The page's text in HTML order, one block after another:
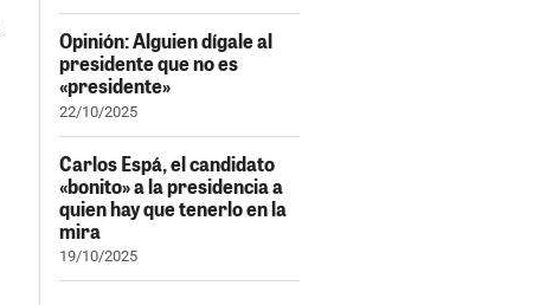
Opinión: Alguien dígale al
presidente que no es
«presidente»
22/10/2025
Carlos Espá, el candidato
«bonito» a la presidencia a
quien hay que tenerlo en la
mira
19/10/2025